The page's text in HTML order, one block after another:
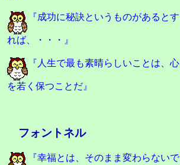
『成功に秘訣というものがあるとす
れば、・・・』
『人生で最も素晴らしいことは、心
を若く保つことだ』
フォントネル
『幸福とは、そのまま変わらないで